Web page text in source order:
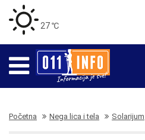
27 ℃
Početna Nega lica i tela Solarijum